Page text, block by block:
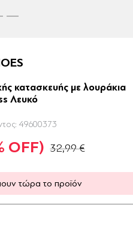
κατασκευής με λουράκια
Λευκό
49600373
OFF) 32,99 €
τώρα το προϊόν